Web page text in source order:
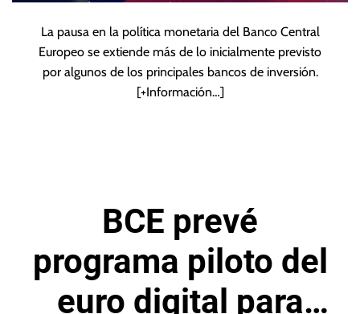
La pausa en la política monetaria del Banco Central
Europeo se extiende más de lo inicialmente previsto
por algunos de los principales bancos de inversión.
[+Información…]
BCE prevé
programa piloto del
euro digital para